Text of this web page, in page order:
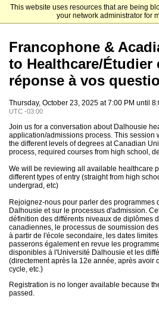
This website uses resources that are being
your network administrator for
Dalhousie
Francophone &
to Healthcare/Étudier
réponse à vos
Thursday, October 23, 2025 at 7:00 PM until
UTC -03:00
Join us for a conversation about Dalhousie
application/admissions process. This session
the different levels of degrees at Canadian
process, required courses from high school,
We will be reviewing all available healthcare
different types of entry (straight from high
undergrad, etc)
Rejoignez-nous pour parler des programmes
Dalhousie et sur le processus d'admission.
définition des différents niveaux de diplômes
canadiennes, le processus de soumission
à partir de l'école secondaire, les dates
passerons également en revue les
disponibles à l'Université Dalhousie et les
(directement après la 12e année, après avoir
cycle, etc.)
Registration is no longer available because
passed.